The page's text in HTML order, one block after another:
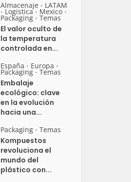
Almacenaje • LATAM
• Logistica • Mexico •
Packaging • Temas
El valor oculto de
la temperatura
controlada en...
España • Europa •
Packaging • Temas
Embalaje
ecológico: clave
en la evolución
hacia una...
Packaging • Temas
Kompuestos
revoluciona el
mundo del
plástico con...